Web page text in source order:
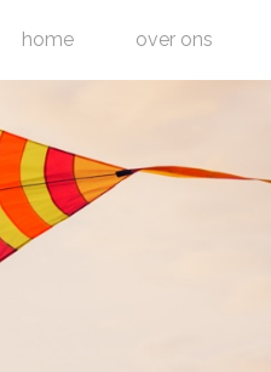
home over ons